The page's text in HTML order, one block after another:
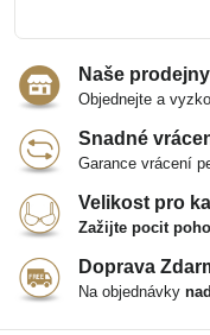
Naše prodejny
Objednejte a
Snadné
Garance vrácení
Velikost pro
Zažijte pocit
Doprava
Na objednávky